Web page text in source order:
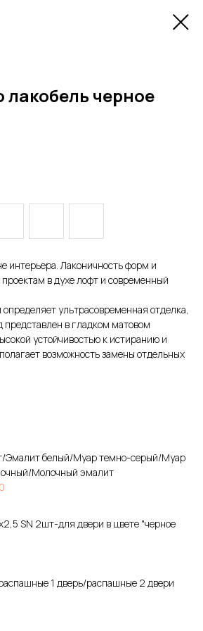
черное
интерьера. Лаконичность форм и
в духе лофт и современный
ультрасовременная отделка,
в гладком матовом
устойчивостью к истиранию и
возможность замены отдельных
Эмалит белый/Муар темно-серый/Муар
Молочный эмалит
SN 2шт-для двери в цвете "черное
1 дверь/распашные 2 двери